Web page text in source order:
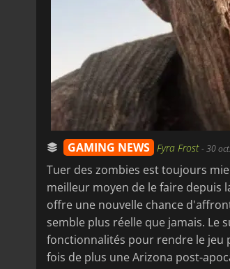
GAMING NEWS Fyra Frost-30
Tuer des zombies est toujours
meilleur moyen de le faire depuis
offre une nouvelle chance
semble plus réelle que jamais. Le
fonctionnalités pour rendre le jeu
fois de plus une Arizona post-